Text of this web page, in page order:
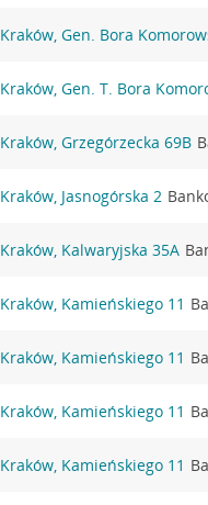
Kraków, Gen. Bora
Kraków, Gen. T. Bora
Kraków, Grzegórzecka 69B
Kraków, Jasnogórska 2
Kraków, Kalwaryjska 35A
Kraków, Kamieńskiego 11
Kraków, Kamieńskiego 11
Kraków, Kamieńskiego 11
Kraków, Kamieńskiego 11